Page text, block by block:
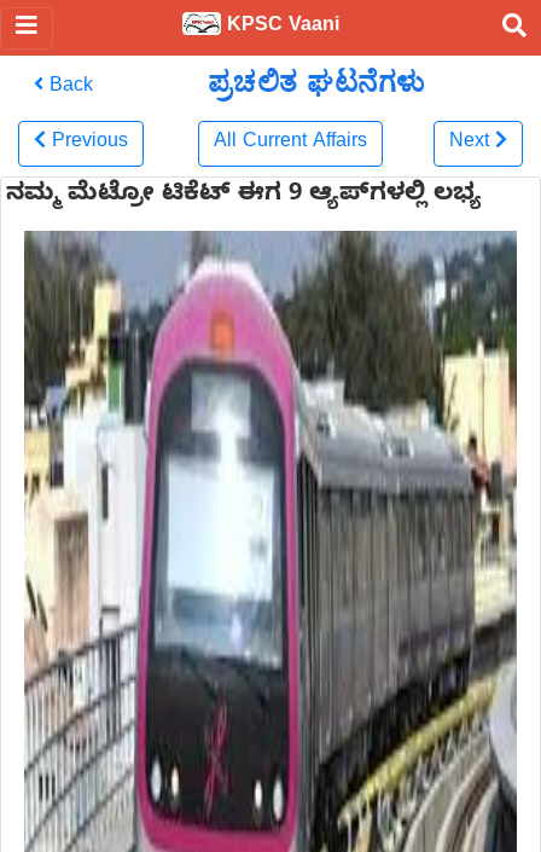
KPSC Vaani
Back ಪ್ರಚಲಿತ ಘಟನೆಗಳು
Previous All Current Affairs Next
ನಮ್ಮ ಮೆಟ್ರೋ ಟಿಕೆಟ್ ಈಗ 9 ಆ್ಯಪ್‌ಗಳಲ್ಲಿ ಲಭ್ಯ